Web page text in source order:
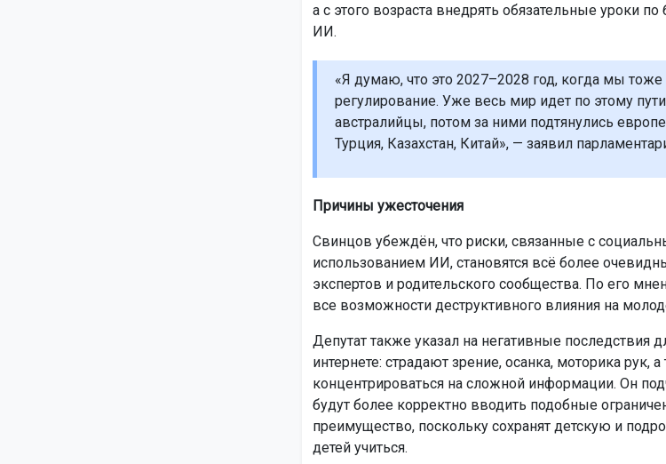
а с этого возраста внедрять обязательные уроки
ИИ.
«Я думаю, что это 2027–2028 год, когда мы
регулирование. Уже весь мир идет по этому
австралийцы, потом за ними подтянулись
Турция, Казахстан, Китай», — заявил
Причины ужесточения
Свинцов убеждён, что риски, связанные с
использованием ИИ, становятся всё более
экспертов и родительского сообщества. По его
все возможности деструктивного влияния на
Депутат также указал на негативные последствия
интернете: страдают зрение, осанка, моторика рук,
концентрироваться на сложной информации. Он
будут более корректно вводить подобные
преимущество, поскольку сохранят детскую и
детей учиться.